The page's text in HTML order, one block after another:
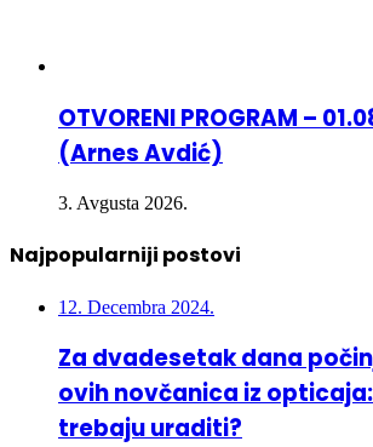
OTVORENI PROGRAM –
(Arnes Avdić)
3. Avgusta 2026.
Najpopularniji postovi
12. Decembra 2024.
Za dvadesetak dana
ovih novčanica iz
trebaju uraditi?